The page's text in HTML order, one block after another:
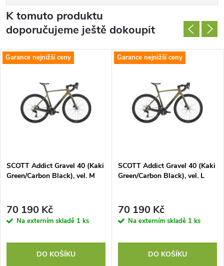
K tomuto produktu
doporučujeme ještě dokoupit
Garance nejnižší ceny
SCOTT Addict Gravel 40 (Kaki
Green/Carbon Black), vel. M
70 190 Kč
Na externím skladě 1 ks
DO KOŠÍKU
Garance nejnižší ceny
SCOTT Addict Gravel 40 (Kaki
Green/Carbon Black), vel. L
70 190 Kč
Na externím skladě 1 ks
DO KOŠÍKU